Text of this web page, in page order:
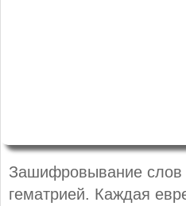
Зашифровывание слов
гематрией. Каждая